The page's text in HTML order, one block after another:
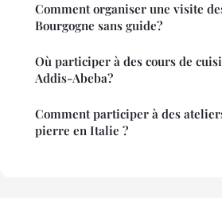
Comment organiser une visite
Bourgogne sans guide?
Où participer à des cours de
Addis-Abeba?
Comment participer à des
pierre en Italie ?